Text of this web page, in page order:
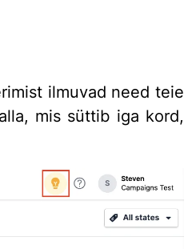
ilmuvad need teie
alla, mis süttib iga kord,